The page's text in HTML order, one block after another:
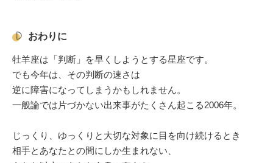
おわりに
牡羊座は「判断」を早くしようとする星座です。
でも今年は、その判断の速さは
逆に障害になってしまうかもしれません。
一般論では片づかない出来事がたくさん起こる2006年。
じっくり、ゆっくりと大切な対象に目を向け続けるとき
相手とあなたとの間にしか生まれない、